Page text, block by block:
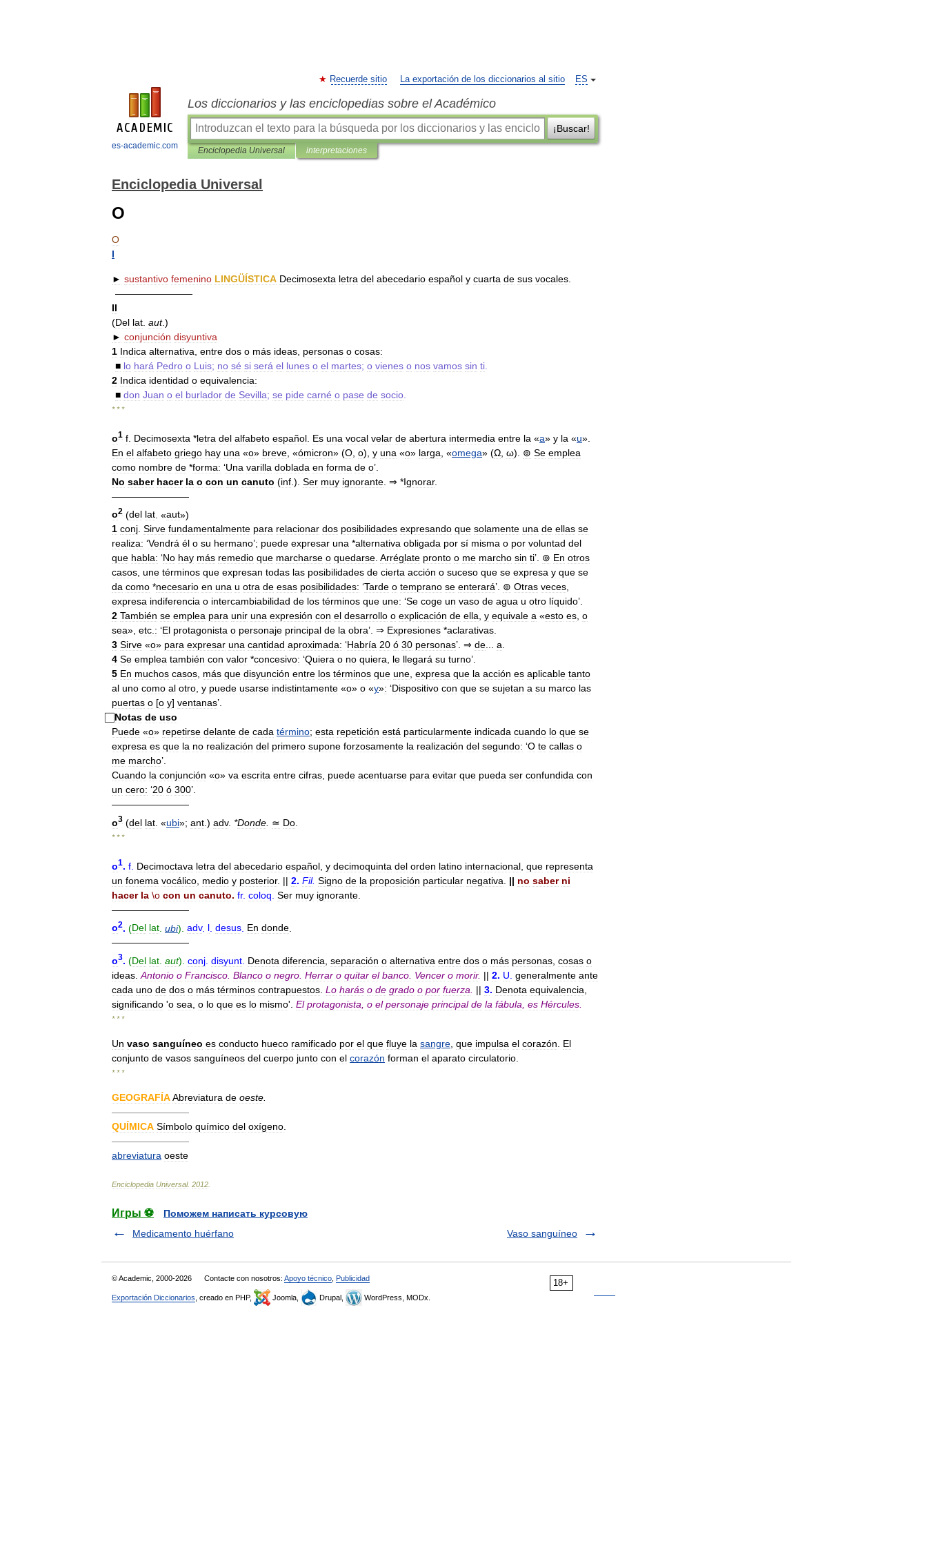
es-academic.com
ES
Recuerde sitio La exportación de los diccionarios al sitio
Los diccionarios y las enciclopedias sobre el Académico
¡Buscar!
Enciclopedia Universal interpretaciones
Enciclopedia Universal
O
O
I
► sustantivo femenino LINGÜÍSTICA Decimosexta letra del abecedario español y cuarta de sus vocales
————————
II
(Del lat aut.)
► conjunción disyuntiva
1 Indica alternativa entre dos o más ideas personas o cosas:
■ lo hará Pedro o Luis; no sé si será el lunes o el martes; o vienes o nos vamos sin ti
2 Indica identidad o equivalencia:
■ don Juan o el burlador de Sevilla; se pide carné o pase de socio
* * *
o1 f Decimosexta *letra del alfabeto español Es una vocal velar de abertura intermedia entre la «a» y la «u».
En el alfabeto griego hay una «o» breve , «ómicron» (Ο ο), y una «o» larga , «omega» (Ω ω). ⊚ Se emplea
como nombre de *forma: ‘Una varilla doblada en forma de o’.
No saber hacer la o con un canuto (inf .). Ser muy ignorante . ⇒ *Ignorar.
————————
o2 (del lat . «aut»)
1 conj. Sirve fundamentalmente para relacionar dos posibilidades expresando que solamente una de ellas se
realiza: ‘Vendrá él o su hermano’; puede expresar una *alternativa obligada por sí misma o por voluntad del
que habla: ‘No hay más remedio que marcharse o quedarse. Arréglate pronto o me marcho sin ti’. ⊚ En otros
casos, une términos que expresan todas las posibilidades de cierta acción o suceso que se expresa y que se
da como *necesario en una u otra de esas posibilidades: ‘Tarde o temprano se enterará’. ⊚ Otras veces,
expresa indiferencia o intercambiabilidad de los términos que une: ‘Se coge un vaso de agua u otro líquido’.
2 También se emplea para unir una expresión con el desarrollo o explicación de ella, y equivale a «esto es, o
sea», etc.: ‘El protagonista o personaje principal de la obra’. ⇒ Expresiones *aclarativas.
3 Sirve «o» para expresar una cantidad aproximada: ‘Habría 20 ó 30 personas’. ⇒ de... a.
4 Se emplea también con valor *concesivo: ‘Quiera o no quiera, le llegará su turno’.
5 En muchos casos, más que disyunción entre los términos que une, expresa que la acción es aplicable tanto
al uno como al otro, y puede usarse indistintamente «o» o «y»: ‘Dispositivo con que se sujetan a su marco las
puertas o [o y] ventanas’.
Notas de uso
Puede «o» repetirse delante de cada término; esta repetición está particularmente indicada cuando lo que se
expresa es que la no realización del primero supone forzosamente la realización del segundo: ‘O te callas o
me marcho’.
Cuando la conjunción «o» va escrita entre cifras, puede acentuarse para evitar que pueda ser confundida con
un cero: ‘20 ó 300’.
————————
o3 (del lat . «ubi»; ant .) adv. *Donde ≃ Do
* * *
o1. f Decimoctava letra del abecedario español y decimoquinta del orden latino internacional que representa
un fonema vocálico medio y posterior. || 2. Fil. Signo de la proposición particular negativa || no saber ni
hacer la \o con un canuto. fr. coloq Ser muy ignorante
————————
o2. (Del lat ubi). adv. l desus En donde
————————
o3. (Del lat aut). conj disyunt Denota diferencia separación o alternativa entre dos o más personas cosas o
ideas Antonio o Francisco Blanco o negro Herrar o quitar el banco Vencer o morir. || 2. U generalmente ante
cada uno de dos o más términos contrapuestos Lo harás o de grado o por fuerza || 3. Denota equivalencia
significando 'o sea o lo que es lo mismo'. El protagonista o el personaje principal de la fábula es Hércules
* * *
Un vaso sanguíneo es conducto hueco ramificado por el que fluye la sangre que impulsa el corazón
El
conjunto de vasos sanguíneos del cuerpo junto con el corazón forman el aparato circulatorio
* * *
GEOGRAFÍAAbreviatura de oeste
————————
QUÍMICA Símbolo químico del oxígeno
————————
abreviatura oeste
Enciclopedia Universal. 2012
Игры ⚽
Поможем написать курсовую
Medicamento huérfano
Vaso sanguíneo
18+
© Academic, 2000-2026 Contacte con nosotros: Apoyo técnico Publicidad
Exportación Diccionarios , creado en PHP, Joomla, Drupal, WordPress, MODx.